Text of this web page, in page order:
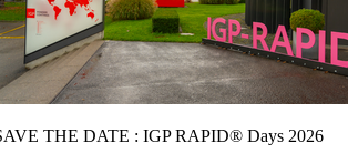
THE DATE : IGP RAPID® Days 2026